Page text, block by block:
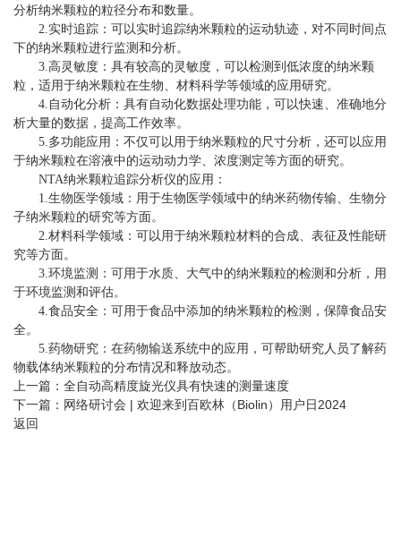
分析纳米颗粒的粒径分布和数量。
2.实时追踪：可以实时追踪纳米颗粒的运动轨迹，对不同时间点
下的纳米颗粒进行监测和分析。
3.高灵敏度：具有较高的灵敏度，可以检测到低浓度的纳米颗
粒，适用于纳米颗粒在生物、材料科学等领域的应用研究。
4.自动化分析：具有自动化数据处理功能，可以快速、准确地分
析大量的数据，提高工作效率。
5.多功能应用：不仅可以用于纳米颗粒的尺寸分析，还可以应用
于纳米颗粒在溶液中的运动动力学、浓度测定等方面的研究。
NTA纳米颗粒追踪分析仪的应用：
1.生物医学领域：用于生物医学领域中的纳米药物传输、生物分
子纳米颗粒的研究等方面。
2.材料科学领域：可以用于纳米颗粒材料的合成、表征及性能研
究等方面。
3.环境监测：可用于水质、大气中的纳米颗粒的检测和分析，用
于环境监测和评估。
4.食品安全：可用于食品中添加的纳米颗粒的检测，保障食品安
全。
5.药物研究：在药物输送系统中的应用，可帮助研究人员了解药
物载体纳米颗粒的分布情况和释放动态。
上一篇： 全自动高精度旋光仪具有快速的测量速度
下一篇： 网络研讨会 | 欢迎来到百欧林（Biolin）用户日2024
返回